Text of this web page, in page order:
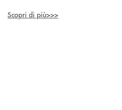
Scopri di più>>>